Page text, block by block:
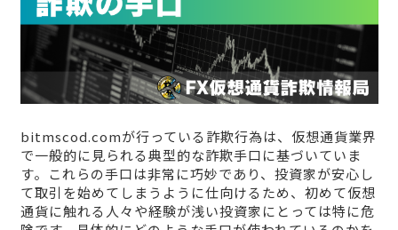
bitmscod.comが行っている詐欺行為は、仮想通貨業界
で一般的に見られる典型的な詐欺手口に基づいていま
す。これらの手口は非常に巧妙であり、投資家が安心し
て取引を始めてしまうように仕向けるため、初めて仮想
通貨に触れる人々や経験が浅い投資家にとっては特に危